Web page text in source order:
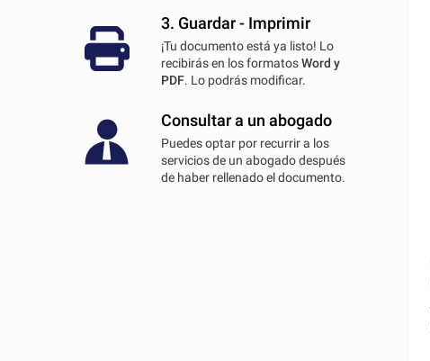
3. Guardar - Imprimir
¡Tu documento está ya listo! Lo
recibirás en los formatosWord y
PDF. Lo podrás modificar.
Consultar a un abogado
Puedes optar por recurrir a los
servicios de un abogado después
de haber rellenado el documento.